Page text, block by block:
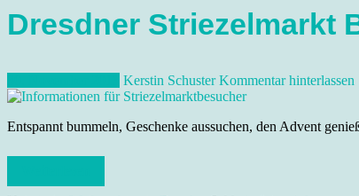
Dresdner Striezelmarkt
Kerstin Schuster Kommentar hinterlassen
Entspannt bummeln, Geschenke aussuchen, den Advent